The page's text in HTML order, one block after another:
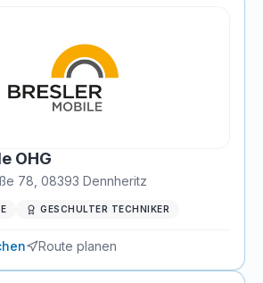
OHG
78 08393 Dennheritz
GESCHULTER TECHNIKER
Route planen